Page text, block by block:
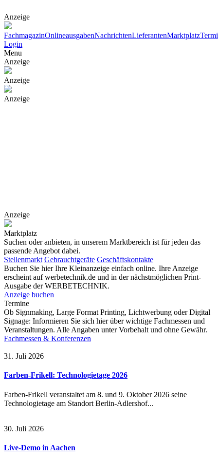
Anzeige
FachmagazinOnlineausgabenNachrichtenLieferantenMarktplatz
Login
Menu
Anzeige
Anzeige
Anzeige
Anzeige
Marktplatz
Suchen oder anbieten, in unserem Marktbereich ist für jeden das
passende Angebot dabei.
Stellenmarkt Gebrauchtgeräte Geschäftskontakte
Buchen Sie hier Ihre Kleinanzeige einfach online. Ihre Anzeige
erscheint auf werbetechnik.de und in der nächstmöglichen Print-
Ausgabe der WERBETECHNIK.
Anzeige buchen
Termine
Ob Signmaking, Large Format Printing, Lichtwerbung oder Digital
Signage: Informieren Sie sich hier über wichtige Fachmessen und
Veranstaltungen. Alle Angaben unter Vorbehalt und ohne Gewähr.
Fachmessen & Konferenzen
31. Juli 2026
Farben-Frikell: Technologietage 2026
Farben-Frikell veranstaltet am 8. und 9. Oktober 2026 seine
Technologietage am Standort Berlin-Adlershof...
30. Juli 2026
Live-Demo in Aachen